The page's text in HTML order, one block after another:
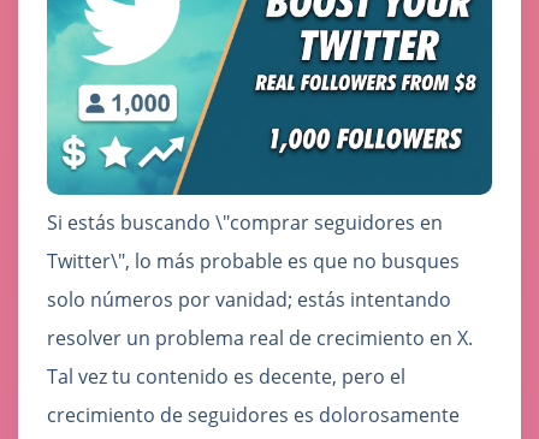
Si estás buscando \"comprar seguidores en
Twitter\", lo más probable es que no busques
solo números por vanidad; estás intentando
resolver un problema real de crecimiento en X.
Tal vez tu contenido es decente, pero el
crecimiento de seguidores es dolorosamente